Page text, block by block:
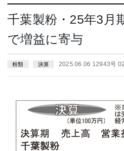
千葉製粉・25年3
で増益に寄与
粉類 決算 2025.06.06 12943号